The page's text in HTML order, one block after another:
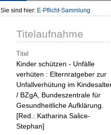
Sie sind hier: E-Pflicht-Sammlung
Titelaufnahme
Titel
Kinder schützen - Unfälle
verhüten : Elternratgeber zur
Unfallverhütung im
/ BZgA, Bundeszentrale für
Gesundheitliche Aufklärung.
[Red.: Katharina Salice-
Stephan]